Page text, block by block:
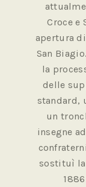
Croce e
apertura
San
la
delle
standard,
un
insegne
sostituì la